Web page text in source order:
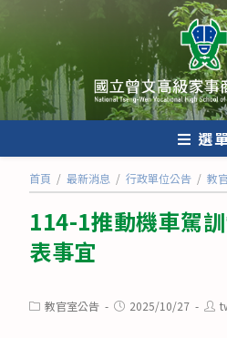
轉
至
主
要
內
選
首頁 / 最新消息 / 行政單位公告 / 教
114-1推動機車駕
表事宜
Post教官室公告
Post2025/10/27
Post